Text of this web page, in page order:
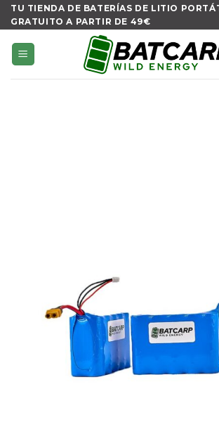
Skip
content
TU TIENDA DE BATERÍAS DE LITIO
GRATUITO A PARTIR DE 49€